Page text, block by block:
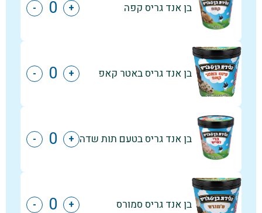
בן אנד גריס קפה +
-
בן אנד גריס באטר קאפ +
-
בן אנד גריס בטעם תות שדה +
-
בן אנד גריס סמורס +
-